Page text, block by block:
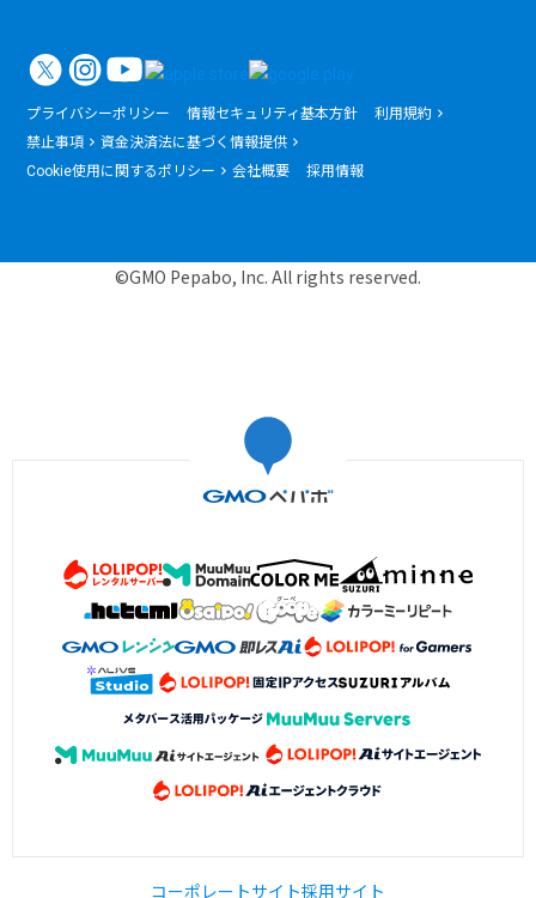
プライバシーポリシー 情報セキュリティ基本方針
利用規約
禁止事項
資金決済法に基づく情報提供
Cookie使用に関するポリシー
会社概要 採用情報
©GMO Pepabo, Inc. All rights reserved.
コーポレートサイト採用サイト